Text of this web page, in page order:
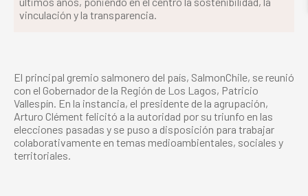
vinculación y la transparencia.
El principal gremio salmonero del país, SalmonChile, se reunió
con el Gobernador de la Región de Los Lagos, Patricio
Vallespín. En la instancia, el presidente de la agrupación,
Arturo Clément felicitó a la autoridad por su triunfo en las
elecciones pasadas y se puso a disposición para trabajar
colaborativamente en temas medioambientales, sociales y
territoriales.